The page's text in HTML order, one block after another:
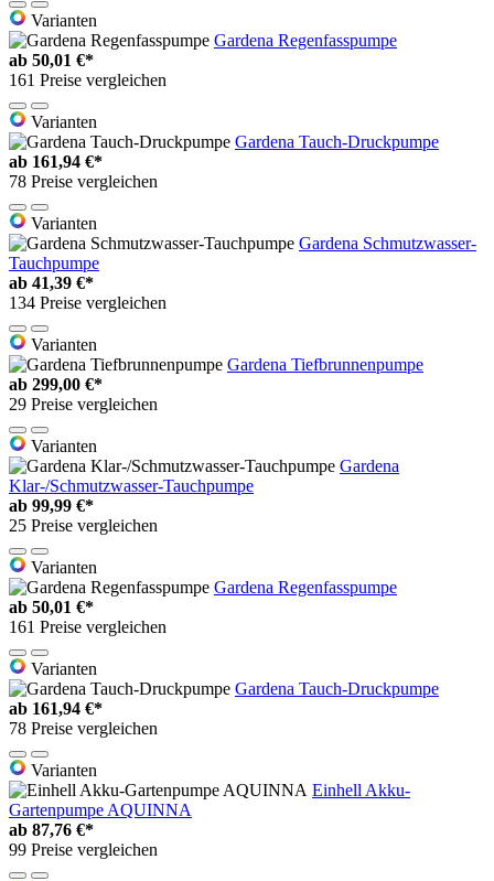
Varianten
Gardena Regenfasspumpe
ab 50,01 €*
161 Preise vergleichen
Varianten
Gardena Tauch-Druckpumpe
ab 161,94 €*
78 Preise vergleichen
Varianten
Gardena Schmutzwasser-
Tauchpumpe
ab 41,39 €*
134 Preise vergleichen
Varianten
Gardena Tiefbrunnenpumpe
ab 299,00 €*
29 Preise vergleichen
Varianten
Gardena
Klar-/Schmutzwasser-Tauchpumpe
ab 99,99 €*
25 Preise vergleichen
Varianten
Gardena Regenfasspumpe
ab 50,01 €*
161 Preise vergleichen
Varianten
Gardena Tauch-Druckpumpe
ab 161,94 €*
78 Preise vergleichen
Varianten
Einhell Akku-
Gartenpumpe AQUINNA
ab 87,76 €*
99 Preise vergleichen